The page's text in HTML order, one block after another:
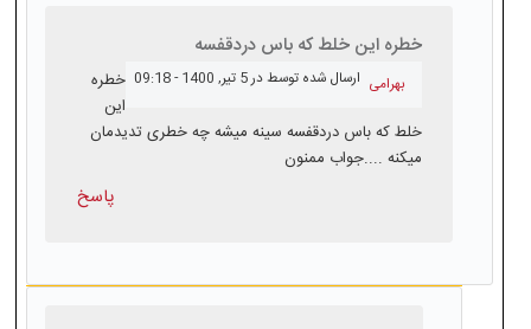
خطره این خلط که باس دردقفسه
ارسال شده توسط بهرامی در 5 تير, 1400 - 09:18
خطره
این
خلط که باس دردقفسه سینه میشه چه خطری تدیدمان
میکنه ....جواب ممنون
پاسخ